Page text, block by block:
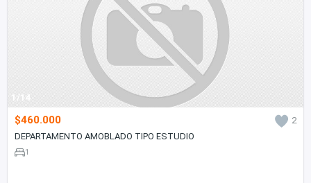
1/14
$460.000
2
DEPARTAMENTO AMOBLADO TIPO ESTUDIO
1